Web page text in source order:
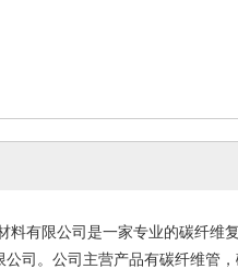
料有限公司是一家专业的碳纤维
公司。公司主营产品有碳纤维管